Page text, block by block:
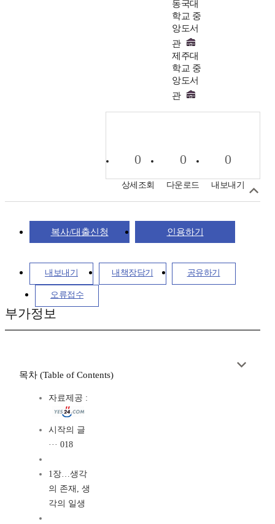
동국대
학교 중
앙도서
관
제주대
학교 중
앙도서
관
0
상세조회
0
다운로드
0
내보내기
복사/대출신청 인용하기
내보내기 내책장담기 공유하기
오류접수
부가정보
목차 (Table of Contents)
자료제공 :
시작의 글
··· 018
1장…생각
의 존재, 생
각의 일생